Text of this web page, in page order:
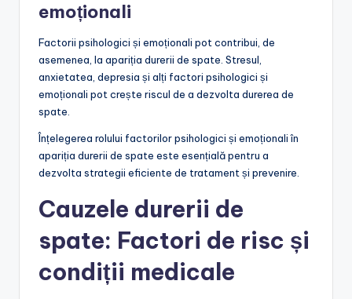
emoționali
Factorii psihologici și emoționali pot contribui, de
asemenea, la apariția durerii de spate. Stresul,
anxietatea, depresia și alți factori psihologici și
emoționali pot crește riscul de a dezvolta durerea de
spate.
Înțelegerea rolului factorilor psihologici și emoționali în
apariția durerii de spate este esențială pentru a
dezvolta strategii eficiente de tratament și prevenire.
Cauzele durerii de
spate: Factori de risc și
condiții medicale